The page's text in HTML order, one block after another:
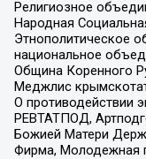
Религиозное
Народная
Этнополитическое
национальное
Община Коренного
Меджлис
О противодействии
РЕВТАТПОД,
Божией Матери
Фирма, Молодежная